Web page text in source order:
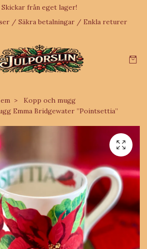
Skickar från eget lager!
/ Säkra betalningar / Enkla returer
Kopp och mugg
Emma Bridgewater ”Pointsettia”